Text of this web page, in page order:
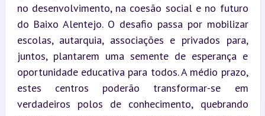
no desenvolvimento, na coesão social e no futuro
do Baixo Alentejo. O desafio passa por mobilizar
escolas, autarquia, associações e privados para,
juntos, plantarem uma semente de esperança e
oportunidade educativa para todos. A médio prazo,
estes centros poderão transformar-se em
verdadeiros polos de conhecimento, quebrando